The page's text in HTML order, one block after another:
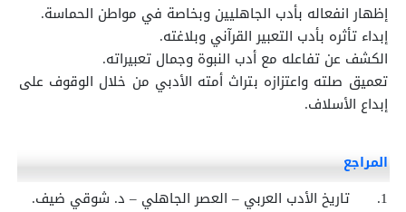
إظهار انفعاله بأدب الجاهليين وبخاصة في مواطن الحماسة.
إبداء تأثره بأدب التعبير القرآني وبلاغته.
الكشف عن تفاعله مع أدب النبوة وجمال تعبيراته.
تعميق صلته واعتزازه بتراث أمته الأدبي من خلال الوقوف على
إبداع الأسلاف.
المراجع
1.
تاريخ الأدب العربي – العصر الجاهلي – د. شوقي ضيف.